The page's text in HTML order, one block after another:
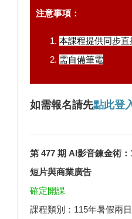
注意事項：
本課程提供同步直
需自備筆電
如需報名請先點此登
第 477 期 AI影音鍊金術
短片與商業廣告
確定開課
課程類別：115年暑假兩